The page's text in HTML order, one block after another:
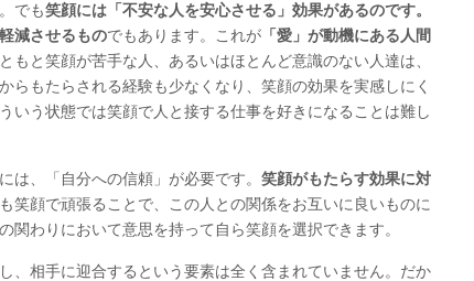
でも笑顔には「不安な人を安心させる」効果があるのです。
減させるものでもあります。これが 「愛」が動機にある人間
もと笑顔が苦手な人、あるいはほとんど意識のない人達は、
らもたらされる経験も少なくなり、笑顔の効果を実感しにく
いう状態では笑顔で人と接する仕事を好きになることは難し
は、「自分への信頼」が必要です。 笑顔がもたらす効果に対
笑顔で頑張ることで、この人との関係をお互いに良いものに
関わりにおいて意思を持って自ら笑顔を選択できます。
、相手に迎合するという要素は全く含まれていません。だか